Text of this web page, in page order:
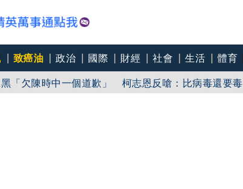
致癌油 政治 國際 財經 社會 生活 體育
警範圍擴增到「東北部海面」
「欠陳時中一個道歉」 柯志恩反嗆：比病毒還要毒